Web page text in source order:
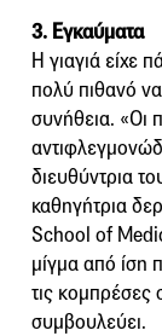
3. Εγκαύματα
Η γιαγιά είχε
πολύ πιθανό
συνήθεια. «Οι
διευθύντρια
καθηγήτρια
School of
μίγμα από ίση
τις κομπρέσες
συμβουλεύει.